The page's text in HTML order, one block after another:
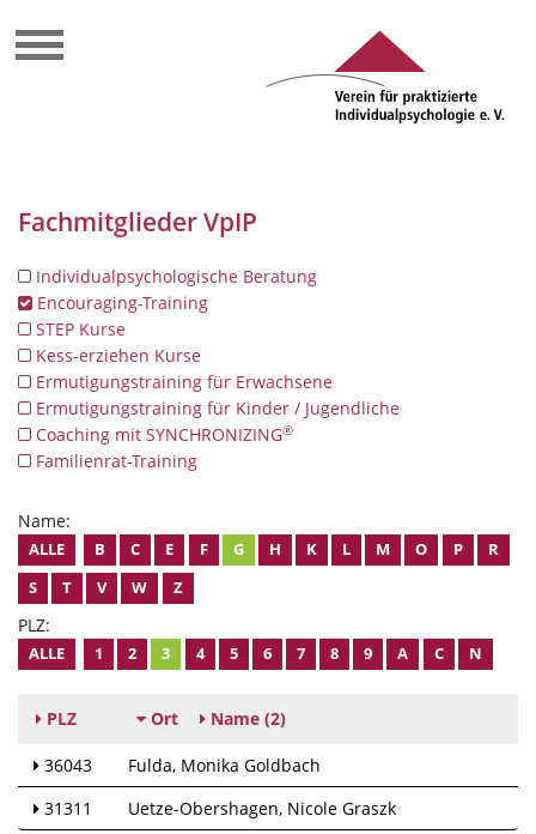
Fachmitglieder VpIP
Individualpsychologische Beratung
Encouraging-Training
STEP Kurse
Kess-erziehen Kurse
Ermutigungstraining für Erwachsene
Ermutigungstraining für Kinder / Jugendliche
Coaching mit SYNCHRONIZING®
Familienrat-Training
Name:
ALLE B C E F G H K L M O P
R
S
T V W Z
PLZ:
ALLE 1 2 3 4 5 6 7 8 9 A C N
PLZ Ort Name (2)
36043 Fulda Monika Goldbach
31311
Uetze-Obershagen Nicole Graszk